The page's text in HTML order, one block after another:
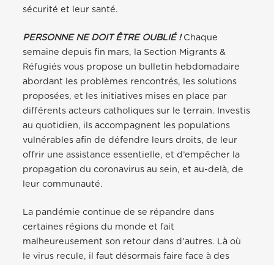
sécurité et leur santé.
PERSONNE NE DOIT ÊTRE OUBLIÉ !Chaque
semaine depuis fin mars, la Section Migrants &
Réfugiés vous propose un bulletin hebdomadaire
abordant les problèmes rencontrés, les solutions
proposées, et les initiatives mises en place par
différents acteurs catholiques sur le terrain. Investis
au quotidien, ils accompagnent les populations
vulnérables afin de défendre leurs droits, de leur
offrir une assistance essentielle, et d’empêcher la
propagation du coronavirus au sein, et au-delà, de
leur communauté.
La pandémie continue de se répandre dans
certaines régions du monde et fait
malheureusement son retour dans d’autres. Là où
le virus recule, il faut désormais faire face à des